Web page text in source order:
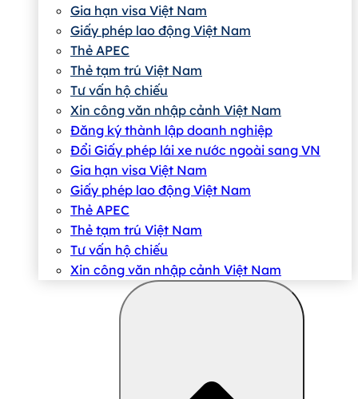
Gia hạn visa Việt Nam
Giấy phép lao động Việt Nam
Thẻ APEC
Thẻ tạm trú Việt Nam
Tư vấn hộ chiếu
Xin công văn nhập cảnh Việt Nam
Đăng ký thành lập doanh nghiệp
Đổi Giấy phép lái xe nước ngoài sang VN
Gia hạn visa Việt Nam
Giấy phép lao động Việt Nam
Thẻ APEC
Thẻ tạm trú Việt Nam
Tư vấn hộ chiếu
Xin công văn nhập cảnh Việt Nam